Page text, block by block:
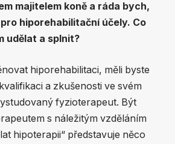
majitelem koně a ráda bych,
hiporehabilitační účely. Co
udělat a splnit?
hiporehabilitaci, měli byste
a zkušenosti ve svém
fyzioterapeut. Být
s náležitým vzděláním
hipoterapii“ představuje něco